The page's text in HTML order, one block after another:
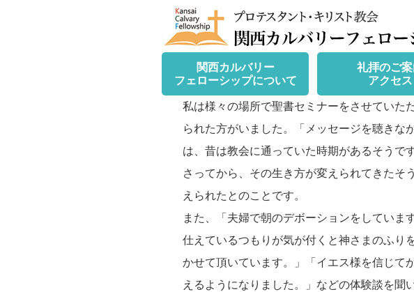
関西カルバリー
フェローシップについて
礼拝のご
アクセス
私は様々の場所で聖書セミナーをさせていた
られた方がいました。「メッセージを聴きな
は、昔は教会に通っていた時期があるそうで
さってから、その生き方が変えられてきたそ
えられたとのことです。
また、「夫婦で朝のデボーションをしていま
仕えているつもりが気が付くと神さまのふり
かせて頂いています。」「イエス様を信じて
えるようになりました。」などの体験談を